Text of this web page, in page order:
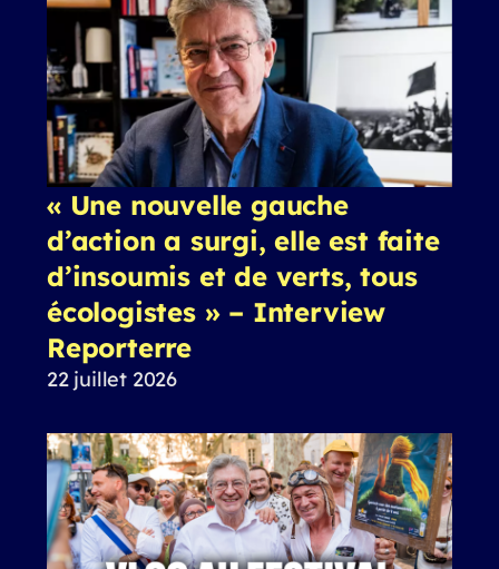
« Une nouvelle gauche
d’action a surgi, elle est faite
d’insoumis et de verts, tous
écologistes » – Interview
Reporterre
22 juillet 2026